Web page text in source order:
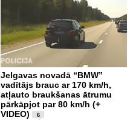
Jelgavas novadā “BMW”
vadītājs brauc ar 170 km/h,
atļauto braukšanas ātrumu
pārkāpjot par 80 km/h (+
VIDEO)
6